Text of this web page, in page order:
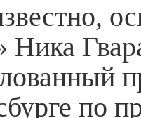
Ника
по